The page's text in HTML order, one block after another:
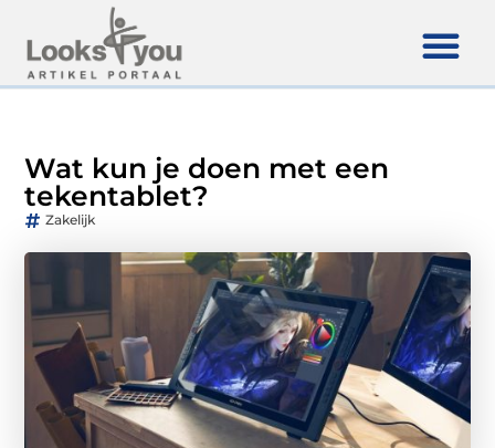
Wat kun je doen met een
tekentablet?
Zakelijk